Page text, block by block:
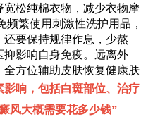
松纯棉衣物，减少衣物摩
繁使用刺激性洗护用品，
要保持规律作息，少熬
影响自身免疫。远离外
方位辅助皮肤恢复健康肤
响，包括白斑部位、治疗
风大概需要花多少钱”